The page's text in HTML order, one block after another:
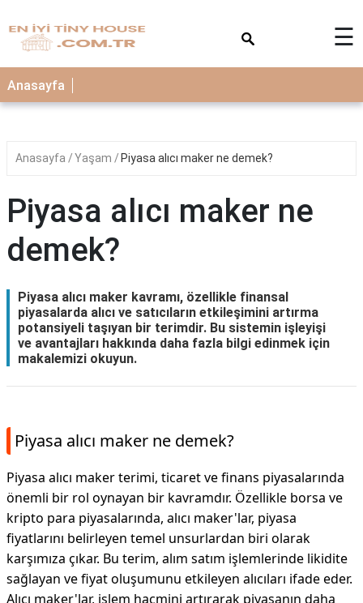
☰
Anasayfa
Anasayfa Yaşam Piyasa alıcı maker ne demek?
Piyasa alıcı maker ne
demek?
Piyasa alıcı maker kavramı, özellikle finansal
piyasalarda alıcı ve satıcıların etkileşimini artırma
potansiyeli taşıyan bir terimdir. Bu sistemin işleyişi
ve avantajları hakkında daha fazla bilgi edinmek için
makalemizi okuyun.
Piyasa alıcı maker ne demek?
Piyasa alıcı maker terimi, ticaret ve finans piyasalarında
önemli bir rol oynayan bir kavramdır. Özellikle borsa ve
kripto para piyasalarında, alıcı maker'lar, piyasa
fiyatlarını belirleyen temel unsurlardan biri olarak
karşımıza çıkar. Bu terim, alım satım işlemlerinde likidite
sağlayan ve fiyat oluşumunu etkileyen alıcıları ifade eder.
Alıcı maker'lar, işlem hacmini artırarak piyasanın daha